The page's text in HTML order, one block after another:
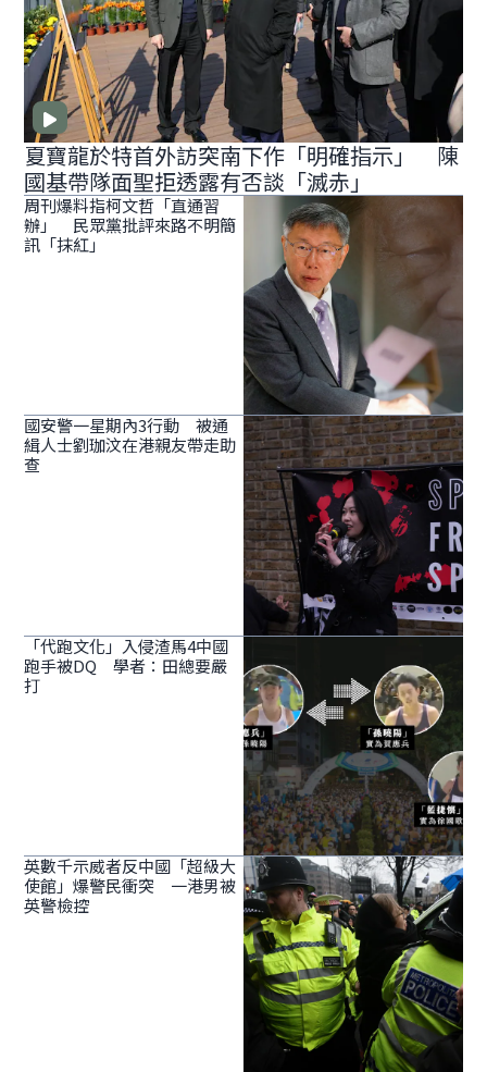
夏寶龍於特首外訪突南下作「明確指示」 陳
國基帶隊面聖拒透露有否談「滅赤」
周刊爆料指柯文哲「直通習
辦」 民眾黨批評來路不明簡
訊「抹紅」
國安警一星期內3行動 被通
緝人士劉珈汶在港親友帶走助
查
「代跑文化」入侵渣馬4中國
跑手被DQ 學者：田總要嚴
打
英數千示威者反中國「超級大
使館」爆警民衝突 一港男被
英警檢控